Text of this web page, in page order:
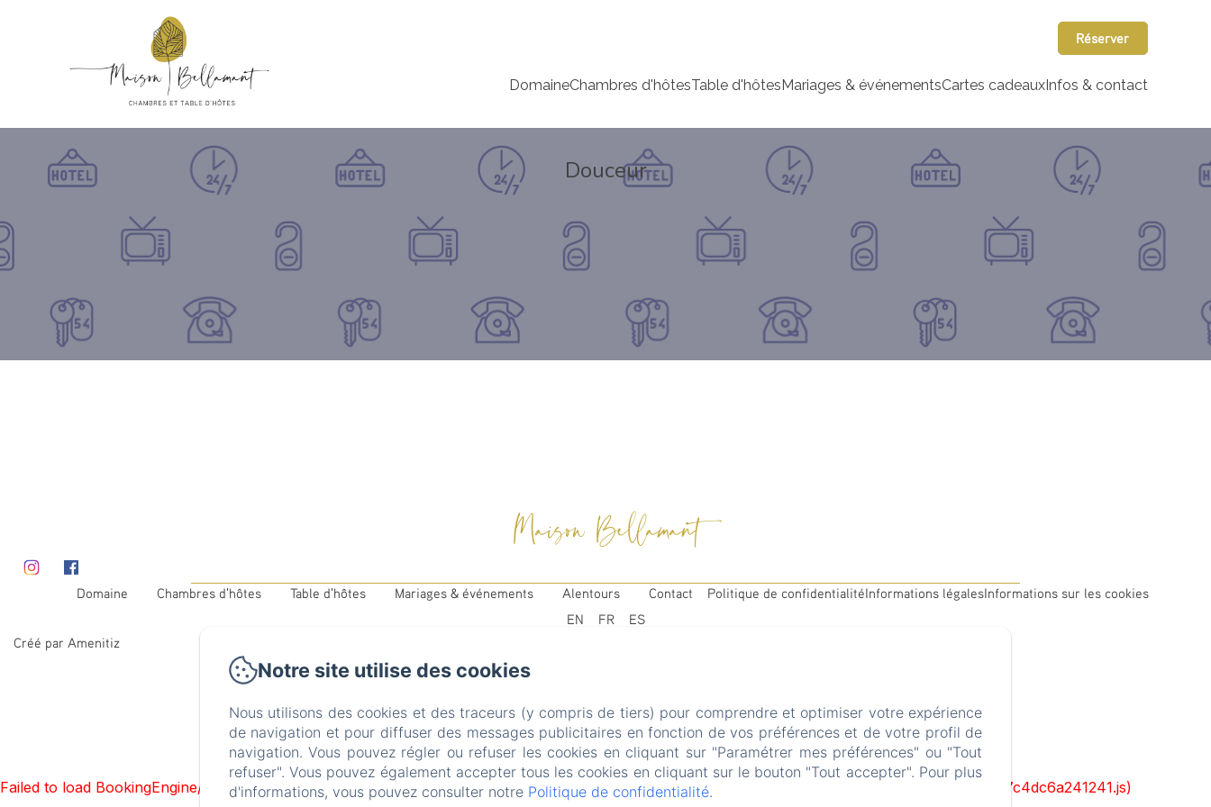
Réserver
DomaineChambres d'hôtesTable d'hôtesMariages & événementsCartes cadeauxInfos & contact
Douceur
Maison Bellamant
Domaine Chambres d'hôtes Table d'hôtes Mariages & événements Alentours Contact Politique de confidentialitéInformations légalesInformations sur les cookies
EN
FR
ES
Créé par Amenitiz
Failed to load BookingEngine/index: Loading chunk 1322 failed. (missing: https://d1cmur5l0xva3h.cloudfront.net/packs/1322-c6e932f9d3d27b65-1bf7c4dc6a241241.js)
Notre site utilise des cookies
Nous utilisons des cookies et des traceurs (y compris de tiers) pour comprendre et optimiser votre expérience
de navigation et pour diffuser des messages publicitaires en fonction de vos préférences et de votre profil de
navigation. Vous pouvez régler ou refuser les cookies en cliquant sur "Paramétrer mes préférences" ou "Tout
refuser". Vous pouvez également accepter tous les cookies en cliquant sur le bouton "Tout accepter". Pour plus
d'informations, vous pouvez consulter notre Politique de confidentialité.